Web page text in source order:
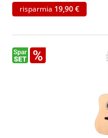
risparmia 19,90 €